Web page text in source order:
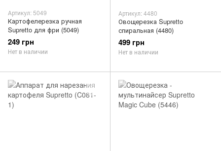
Артикул: 5049
Картофелерезка ручная
Supretto для фри (5049)
249 грн
Нет в наличии
Артикул: 4480
Овощерезка Supretto
спиральная (4480)
499 грн
Нет в наличии